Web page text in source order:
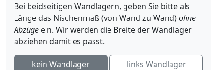
Bei beidseitigen Wandlagern, geben Sie bitte als
Länge das Nischenmaß (von Wand zu Wand)ohne
Abzüge ein. Wir werden die Breite der Wandlager
abziehen damit es passt.
kein Wandlager links Wandlager